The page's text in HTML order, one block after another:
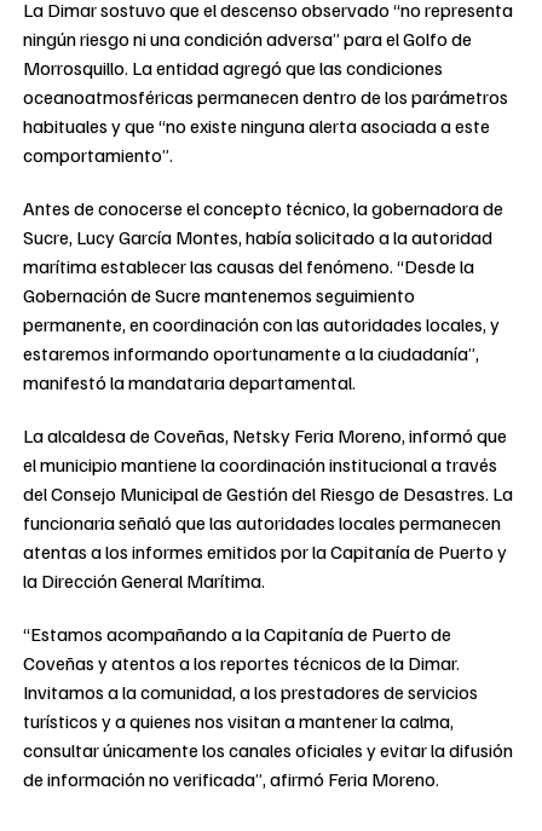
La Dimar sostuvo que el descenso observado “no representa
ningún riesgo ni una condición adversa” para el Golfo de
Morrosquillo. La entidad agregó que las condiciones
oceanoatmosféricas permanecen dentro de los parámetros
habituales y que “no existe ninguna alerta asociada a este
comportamiento”.
Antes de conocerse el concepto técnico, la gobernadora de
Sucre, Lucy García Montes, había solicitado a la autoridad
marítima establecer las causas del fenómeno. “Desde la
Gobernación de Sucre mantenemos seguimiento
permanente, en coordinación con las autoridades locales, y
estaremos informando oportunamente a la ciudadanía”,
manifestó la mandataria departamental.
La alcaldesa de Coveñas, Netsky Feria Moreno, informó que
el municipio mantiene la coordinación institucional a través
del Consejo Municipal de Gestión del Riesgo de Desastres. La
funcionaria señaló que las autoridades locales permanecen
atentas a los informes emitidos por la Capitanía de Puerto y
la Dirección General Marítima.
“Estamos acompañando a la Capitanía de Puerto de
Coveñas y atentos a los reportes técnicos de la Dimar.
Invitamos a la comunidad, a los prestadores de servicios
turísticos y a quienes nos visitan a mantener la calma,
consultar únicamente los canales oficiales y evitar la difusión
de información no verificada”, afirmó Feria Moreno.